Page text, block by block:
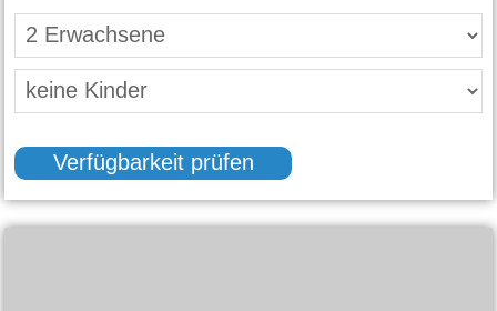
Verfügbarkeit prüfen